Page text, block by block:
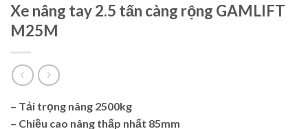
Xe nâng tay 2.5 tấn càng rộng GAMLIFT
M25M
– Tải trọng nâng 2500kg
– Chiều cao nâng thấp nhất 85mm